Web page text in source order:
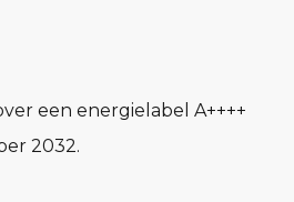
een energielabel A++++
2032.